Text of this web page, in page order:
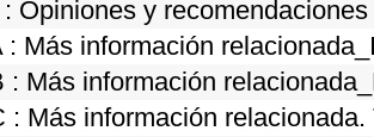
Opiniones y
: Más información
: Más información
: Más información